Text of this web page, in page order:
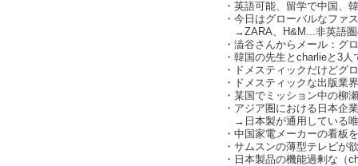
・英語可能、留学で中国、
・今日はグローバルなファ
→ZARA、H&M...非英語圏
・澁谷さんからメール：グ
・韓国の先生とcharlieと3
・ドメスティックだけどグ
・ドメスティックな出版業
・某国でミッション中の柳
・アジア圏における日本企
→日本製が通用している
・中国家電メーカーの看板
・サムスンの薄型テレビが
・日本製品の機能過剰な（